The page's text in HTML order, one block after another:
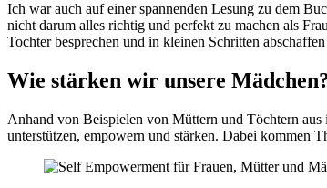
Ich war auch auf einer spannenden Lesung zu dem
nicht darum alles richtig und perfekt zu machen als
Tochter besprechen und in kleinen Schritten
Wie stärken wir unsere
Anhand von Beispielen von Müttern und Töchtern
unterstützen, empowern und stärken. Dabei kommen